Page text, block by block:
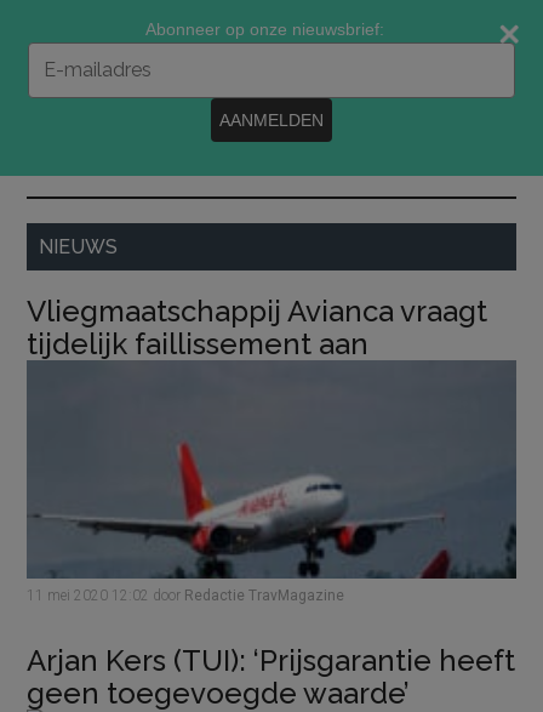
naar
naar
naar
NIEUWS
Vliegmaatschappij Avianca vraagt
tijdelijk faillissement aan
11 mei 2020 12:02 door Redactie TravMagazine
Arjan Kers (TUI): ‘Prijsgarantie heeft
geen toegevoegde waarde’
Abonneer op onze nieuwsbrief:
e-
AANMELDEN